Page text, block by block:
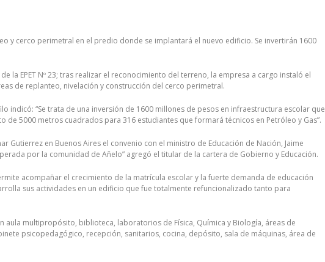
y cerco perimetral en el predio donde se implantará el nuevo edificio. Se invertirán 1600
la EPET Nº 23; tras realizar el reconocimiento del terreno, la empresa a cargo instaló el
de replanteo, nivelación y construcción del cerco perimetral.
indicó: “Se trata de una inversión de 1600 millones de pesos en infraestructura escolar que
5000 metros cuadrados para 316 estudiantes que formará técnicos en Petróleo y Gas”.
Gutierrez en Buenos Aires el convenio con el ministro de Educación de Nación, Jaime
por la comunidad de Añelo” agregó el titular de la cartera de Gobierno y Educación.
acompañar el crecimiento de la matrícula escolar y la fuerte demanda de educación
sus actividades en un edificio que fue totalmente refuncionalizado tanto para
aula multipropósito, biblioteca, laboratorios de Física, Química y Biología, áreas de
psicopedagógico, recepción, sanitarios, cocina, depósito, sala de máquinas, área de